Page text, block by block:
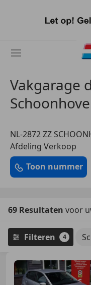
naar
Vakgarage
NL-2872 ZZ
Afdeling Verkoop
Toon nummer
69 Resultaten voor
Filteren 4